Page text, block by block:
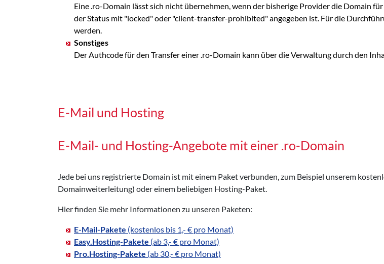
Eine .ro-Domain lässt sich nicht übernehmen, wenn der bisherige Provider die Domain
der Status mit "locked" oder "client-transfer-prohibited" angegeben ist. Für die
werden.
Sonstiges
Der Authcode für den Transfer einer .ro-Domain kann über die Verwaltung durch den
E-Mail und Hosting
E-Mail- und Hosting-Angebote mit einer .ro-Domain
Jede bei uns registrierte Domain ist mit einem Paket verbunden, zum Beispiel unserem
Domainweiterleitung) oder einem beliebigen Hosting-Paket.
Hier finden Sie mehr Informationen zu unseren Paketen:
E-Mail-Pakete (kostenlos bis 1,- € pro Monat)
Easy.Hosting-Pakete (ab 3,- € pro Monat)
Pro.Hosting-Pakete (ab 30,- € pro Monat)